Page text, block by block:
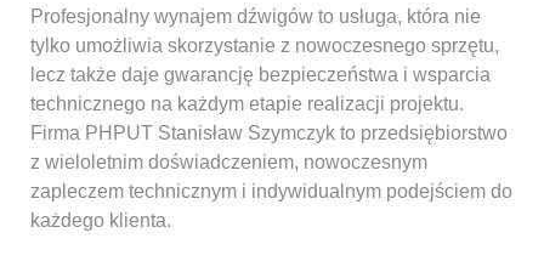
Profesjonalny wynajem dźwigów to usługa, która nie
tylko umożliwia skorzystanie z nowoczesnego sprzętu,
lecz także daje gwarancję bezpieczeństwa i wsparcia
technicznego na każdym etapie realizacji projektu.
Firma PHPUT Stanisław Szymczyk to przedsiębiorstwo
z wieloletnim doświadczeniem, nowoczesnym
zapleczem technicznym i indywidualnym podejściem do
każdego klienta.